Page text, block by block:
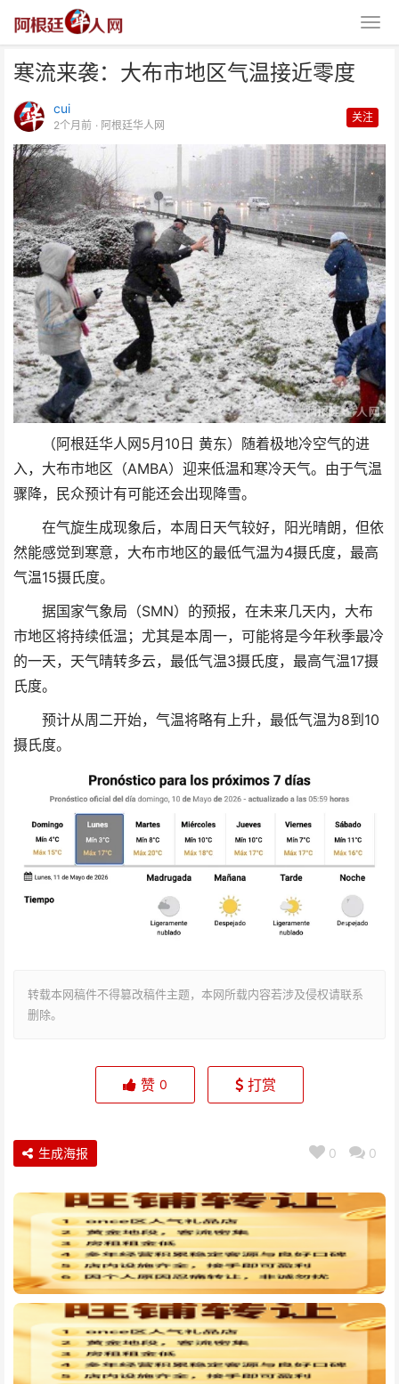
寒流来袭：大布市地区气温接近零度
cui
2个月前 · 阿根廷华人网
关注
（阿根廷华人网5月10日 黄东）随着极地冷空气的进
入，大布市地区（AMBA）迎来低温和寒冷天气。由于气温
骤降，民众预计有可能还会出现降雪。
在气旋生成现象后，本周日天气较好，阳光晴朗，但依
然能感觉到寒意，大布市地区的最低气温为4摄氏度，最高
气温15摄氏度。
据国家气象局（SMN）的预报，在未来几天内，大布
市地区将持续低温；尤其是本周一，可能将是今年秋季最冷
的一天，天气晴转多云，最低气温3摄氏度，最高气温17摄
氏度。
预计从周二开始，气温将略有上升，最低气温为8到10
摄氏度。
转载本网稿件不得篡改稿件主题，本网所载内容若涉及侵权请联系
删除。
寒流来袭：大布市地区气温接近零
度
赞 0 打赏
0 0
生成海报